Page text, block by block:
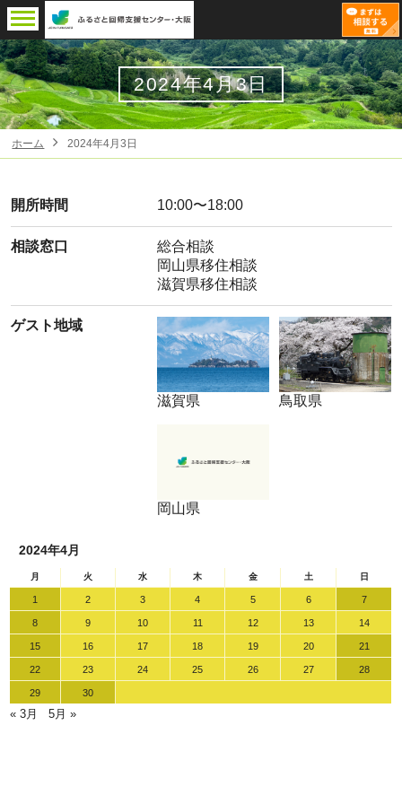
2024年4月3日
ホーム 2024年4月3日
開所時間 10:00〜18:00
相談窓口
総合相談
岡山県移住相談
滋賀県移住相談
ゲスト地域
滋賀県 鳥取県
岡山県
2024年4月
月 火 水 木 金 土 日
1 2 3 4 5 6 7
8 9 10 11 12 13 14
15 16 17 18 19 20 21
22 23 24 25 26 27 28
29 30
« 3月 5月 »